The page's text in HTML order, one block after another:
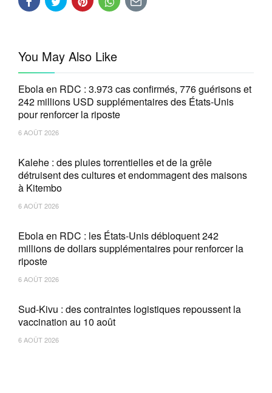
You May Also Like
Ebola en RDC : 3.973 cas confirmés, 776 guérisons et
242 millions USD supplémentaires des États-Unis
pour renforcer la riposte
6 AOÛT 2026
Kalehe : des pluies torrentielles et de la grêle
détruisent des cultures et endommagent des maisons
à Kitembo
6 AOÛT 2026
Ebola en RDC : les États-Unis débloquent 242
millions de dollars supplémentaires pour renforcer la
riposte
6 AOÛT 2026
Sud-Kivu : des contraintes logistiques repoussent la
vaccination au 10 août
6 AOÛT 2026